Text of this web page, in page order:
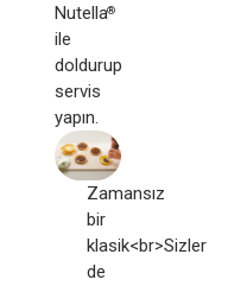
Nutella®
ile
doldurup
servis
yapın.
Zamansız
bir
klasik<br>Sizler
de